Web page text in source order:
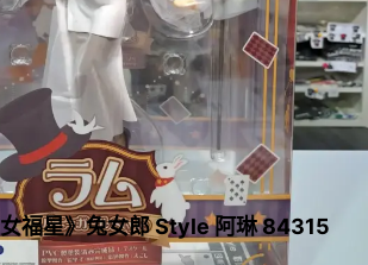
福星》兔女郎 Style 阿琳 84315